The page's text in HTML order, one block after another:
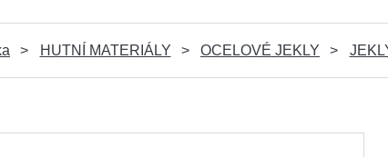
HUTNÍ MATERIÁLY OCELOVÉ JEKLY